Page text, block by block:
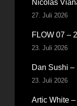
Nicolas
27. Juli 2026
FLOW 07 –
23. Juli 2026
Dan Sushi
23. Juli 2026
Artic White